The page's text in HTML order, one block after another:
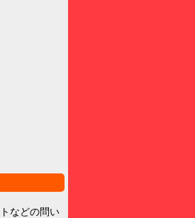
などの問い